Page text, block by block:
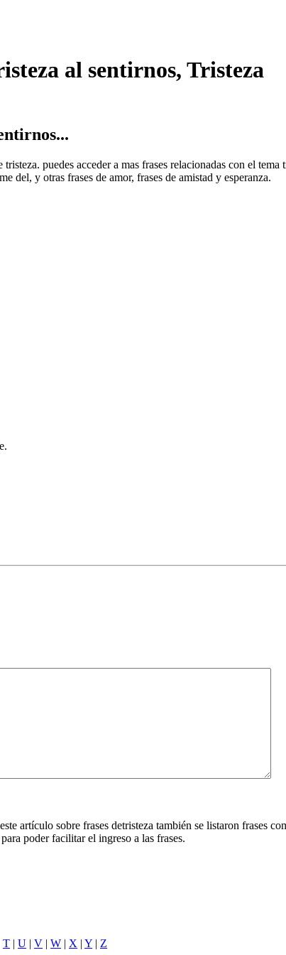
al sentirnos, Tristeza
puedes acceder a mas frases relacionadas con el
del, y otras frases de amor, frases de amistad y esperanza.
artículo sobre frases detristeza también se listaron frases
poder facilitar el ingreso a las frases.
T | U | V | W | X | Y | Z